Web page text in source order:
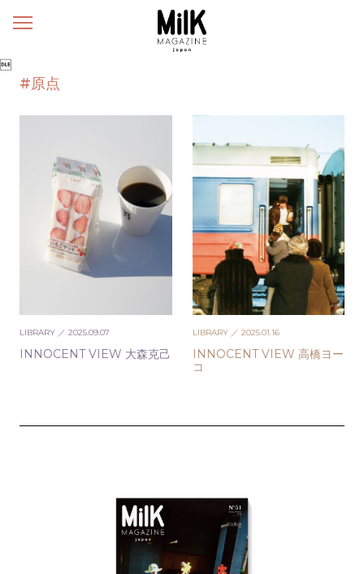
メ

#原点
LIBRARY ／ 2025.09.07
INNOCENT VIEW 大森克己
LIBRARY／ 2025.01.16
INNOCENT VIEW 高橋ヨー
コ